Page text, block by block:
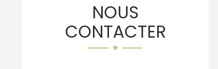
NOUS
CONTACTER